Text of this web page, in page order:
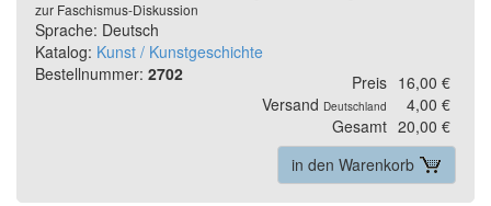
zur Faschismus-Diskussion
Sprache: Deutsch
Katalog: Kunst / Kunstgeschichte
Bestellnummer: 2702 Preis 16,00 €
Versand Deutschland
4,00 €
Gesamt 20,00 €
in den Warenkorb